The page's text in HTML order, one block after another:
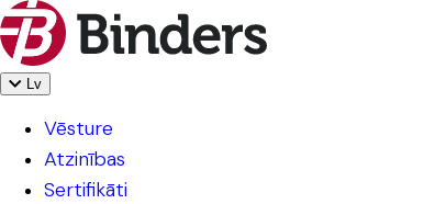
Lv
Vēsture
Atzinības
Sertifikāti